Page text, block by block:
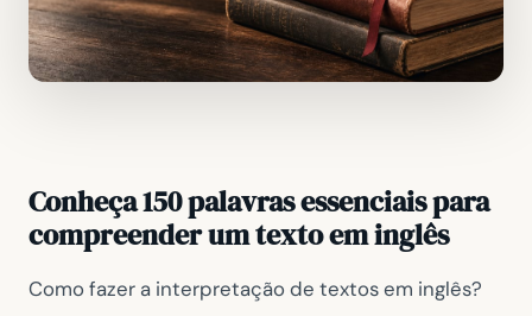
Conheça 150 palavras essenciais para
compreender um texto em inglês
Como fazer a interpretação de textos em inglês?